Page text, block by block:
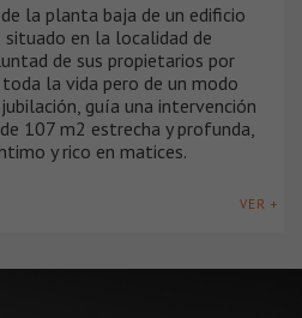
la planta baja de un edificio
en la localidad de
de sus propietarios por
la vida pero de un modo
guía una intervención
107 m2 estrecha y profunda,
y rico en matices.
VER +